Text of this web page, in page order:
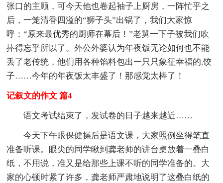
张口的主顾，可今天他也卷起袖子上厨房，一阵忙乎之
后，一笼清香四溢的“狮子头”出锅了，我们大家惊
呼：“原来最优秀的厨师在幕后！”老舅一下子被我们吹
捧得忘乎所以了。外公外婆认为年夜饭无论如何也不能
丢了老传统，他们用各种馅料包出一只只象征幸福的.饺
子……今年的年夜饭太丰盛了！那感觉太棒了！
记叙文的作文 篇4
语文考试结束了，发试卷的日子越来越近……
今天下午眼保健操后是语文课，大家照例坐得笔直
准备听课。眼尖的同学瞅到龚老师的讲台桌放着一叠白
纸，不用说，准又是给那些上课不听的同学准备的。大
家的心顿时紧了许多，龚老师严肃地说明了这叠白纸的